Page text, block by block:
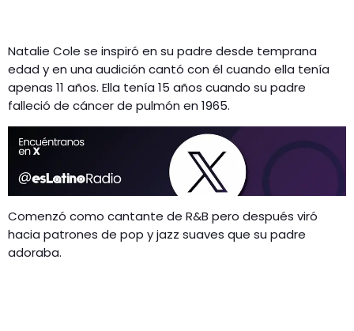
Natalie Cole se inspiró en su padre desde temprana
edad y en una audición cantó con él cuando ella tenía
apenas 11 años. Ella tenía 15 años cuando su padre
falleció de cáncer de pulmón en 1965.
Comenzó como cantante de R&B pero después viró
hacia patrones de pop y jazz suaves que su padre
adoraba.